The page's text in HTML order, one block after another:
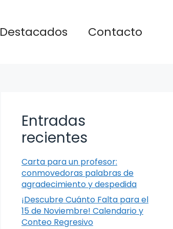
Destacados Contacto
Entradas
recientes
Carta para un profesor:
conmovedoras palabras de
agradecimiento y despedida
¡Descubre Cuánto Falta para el
15 de Noviembre! Calendario y
Conteo Regresivo